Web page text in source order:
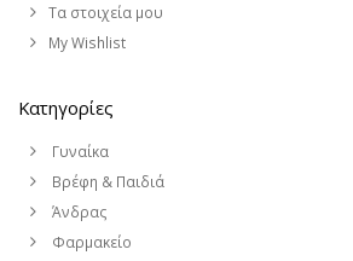
Τα στοιχεία μου
My Wishlist
Κατηγορίες
Γυναίκα
Βρέφη & Παιδιά
Άνδρας
Φαρμακείο